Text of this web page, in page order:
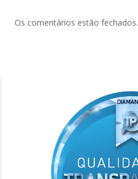
Os comentários estão fechados.